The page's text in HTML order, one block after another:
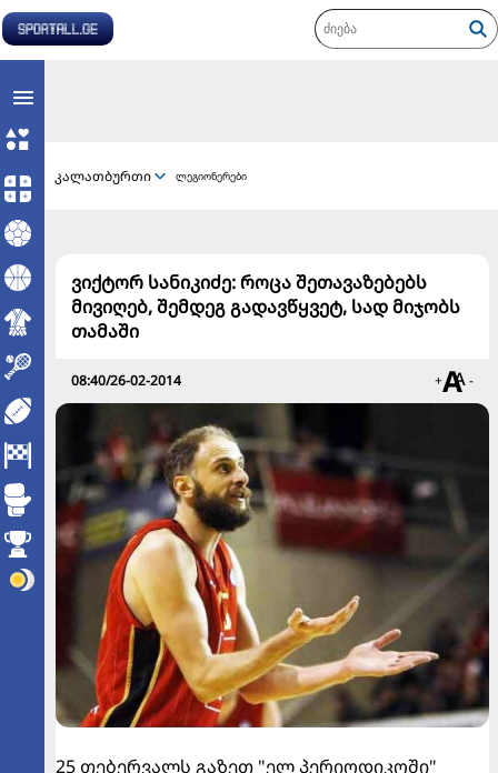
კალათბურთი ლეგიონერები
ვიქტორ სანიკიძე: როცა შეთავაზებებს
მივიღებ, შემდეგ გადავწყვეტ, სად მიჯობს
თამაში
08:40/26-02-2014 + -
25 თებერვალს გაზეთ "ელ პერიოდიკოში"